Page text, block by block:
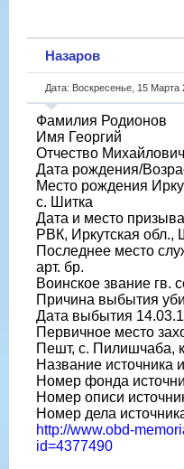
Назаров
Дата: Воскресенье, 15
Фамилия Родионов
Имя Георгий
Отчество Михайлович
Дата рождения/
Место рождения
с. Шитка
Дата и место
РВК, Иркутская обл.,
Последнее место
арт. бр.
Воинское звание гв.
Причина выбытия
Дата выбытия
Первичное место
Пешт, с. Пилишчаба,
Название
Номер фонда
Номер описи
Номер дела
http://www.obd-
id=4377490